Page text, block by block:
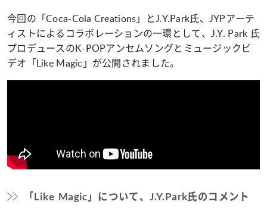
今回の「Coca-Cola Creations」とJ.Y.Park氏、JYPアーテ
ィストによるコラボレーションの一環として、J.Y. Park 氏
プロデュースのK-POPアンセムソングとミュージックビ
デオ「Like Magic」が公開されました。
「Like Magic」について、J.Y.Park氏のコメント